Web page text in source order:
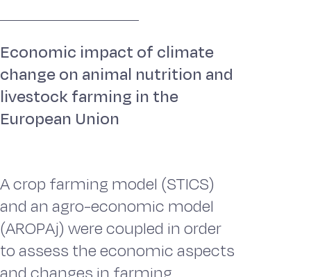
Economic impact of climate
change on animal nutrition and
livestock farming in the
European Union
A crop farming model (STICS)
and an agro-economic model
(AROPAj) were coupled in order
to assess the economic aspects